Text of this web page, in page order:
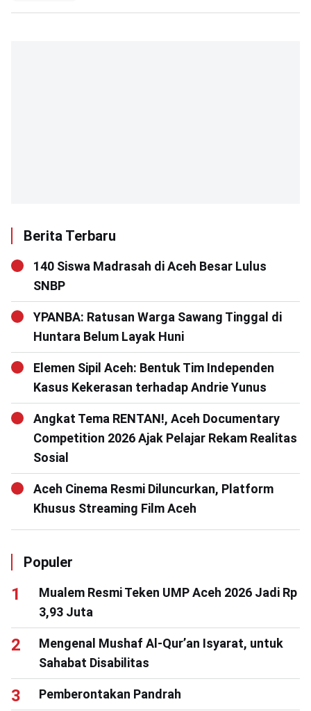
Berita Terbaru
140 Siswa Madrasah di Aceh Besar Lulus
SNBP
YPANBA: Ratusan Warga Sawang Tinggal di
Huntara Belum Layak Huni
Elemen Sipil Aceh: Bentuk Tim Independen
Kasus Kekerasan terhadap Andrie Yunus
Angkat Tema RENTAN!, Aceh Documentary
Competition 2026 Ajak Pelajar Rekam Realitas
Sosial
Aceh Cinema Resmi Diluncurkan, Platform
Khusus Streaming Film Aceh
Populer
Mualem Resmi Teken UMP Aceh 2026 Jadi Rp
3,93 Juta
Mengenal Mushaf Al-Qur’an Isyarat, untuk
Sahabat Disabilitas
Pemberontakan Pandrah